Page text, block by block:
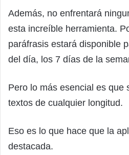
Además, no enfrentará
esta increíble herramienta.
paráfrasis estará disponible
del día, los 7 días de la
Pero lo más esencial es que
textos de cualquier longitud.
Eso es lo que hace que la
destacada.